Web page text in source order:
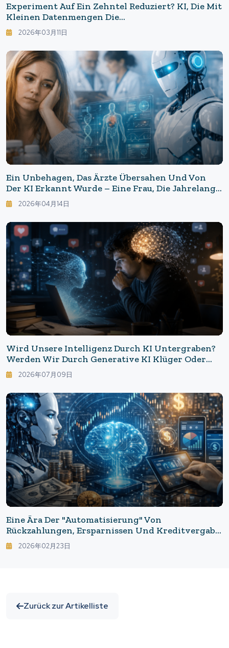
Experiment Auf Ein Zehntel Reduziert? KI, Die Mit
Kleinen Datenmengen Die
Medikamentenentwicklung Beschleunigt,
Revolutioniert Die Chemische Forschung
2026年03月11日
Ein Unbehagen, Das Ärzte Übersahen Und Von
Der KI Erkannt Wurde – Eine Frau, Die Jahrelang
Falsch Diagnostiziert Wurde, Fand Mit Hilfe Der
KI Die „wahre Diagnose“.
2026年04月14日
Wird Unsere Intelligenz Durch KI Untergraben?
Werden Wir Durch Generative KI Klüger Oder
Dümmer? - Die Unangenehme Realität, Die Die
Forschung Aufzeigt
2026年07月09日
Eine Ära Der "Automatisierung" Von
Rückzahlungen, Ersparnissen Und Kreditvergabe:
Veränderungen Im Haushaltsmanagement Durch
KI Und Open Banking
2026年02月23日
Zurück zur Artikelliste